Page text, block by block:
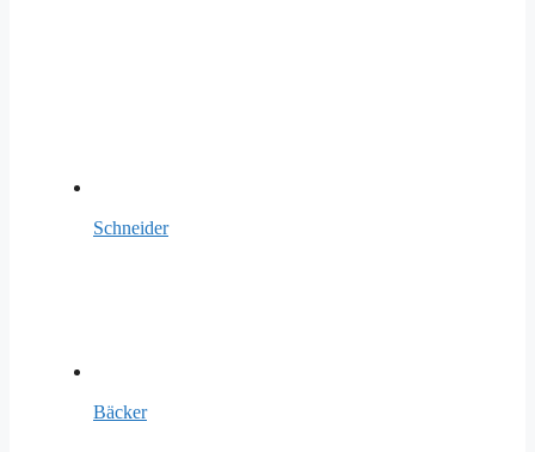
Schneider
Bäcker